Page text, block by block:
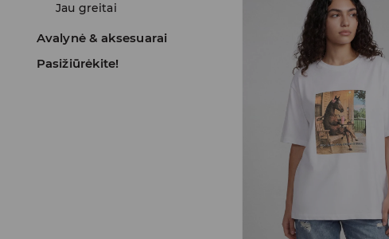
Jau greitai
Avalynė & aksesuarai
Pasižiūrėkite!